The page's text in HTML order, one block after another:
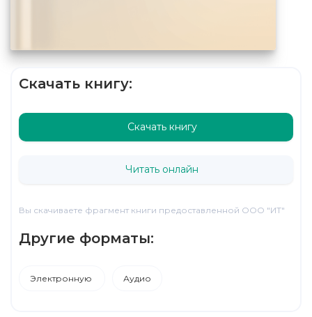
Скачать книгу:
Скачать книгу
Читать онлайн
Вы скачиваете фрагмент книги предоставленной ООО "ИТ"
Другие форматы:
Электронную Аудио